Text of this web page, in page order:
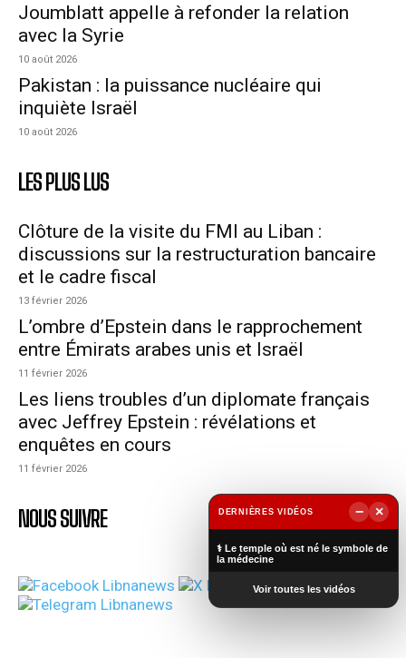
Joumblatt appelle à refonder la relation
avec la Syrie
10 août 2026
Pakistan : la puissance nucléaire qui
inquiète Israël
10 août 2026
LES PLUS LUS
Clôture de la visite du FMI au Liban :
discussions sur la restructuration bancaire
et le cadre fiscal
13 février 2026
L’ombre d’Epstein dans le rapprochement
entre Émirats arabes unis et Israël
11 février 2026
Les liens troubles d’un diplomate français
avec Jeffrey Epstein : révélations et
enquêtes en cours
11 février 2026
NOUS SUIVRE DERNIÈRES VIDÉOS −
×
⚕️ Le temple où est né le symbole de
la médecine
Voir toutes les vidéos